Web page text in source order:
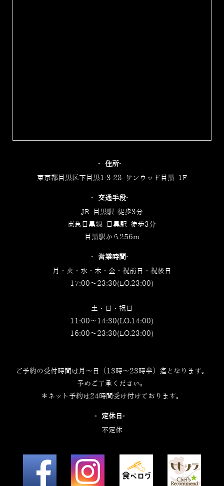
‐住所‐
東京都目黒区下目黒1-3-28 サンウッド目黒 1F
‐交通手段‐
JR 目黒駅 徒歩3分
東急目黒線 目黒駅 徒歩3分
目黒駅から256m
‐営業時間‐
月・火・水・木・金・祝前日・祝後日
17:00～23:30(LO.23:00)
土・日・祝日
11:00～14:30(LO.14:00)
16:00～23:30(LO.23:00)
ご予約の受付時間は月～日（13時～23時半）迄となります。
予めご了承ください。
＊ネット予約は24時間受け付けております。
‐定休日‐
不定休